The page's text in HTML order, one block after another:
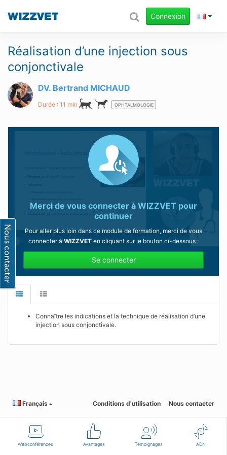
Webconférences Avantages Témoignages ADN
Connexion
Réalisation d’une injection sous
conjonctivale
DV. Bertrand MICHAUD
Durée : 11 min OPHTALMOLOGIE
Merci de vous connecter à WIZZVET pour
continuer
Pour aller plus loin dans ce module de formation, merci de vous
connecter à WIZZVET en cliquant sur le bouton ci-dessous :
Se connecter
Connaître les indications et la technique de réalisation d’une
injection sous conjonctivale.
Français Conditions d'utilisation Nous contacter